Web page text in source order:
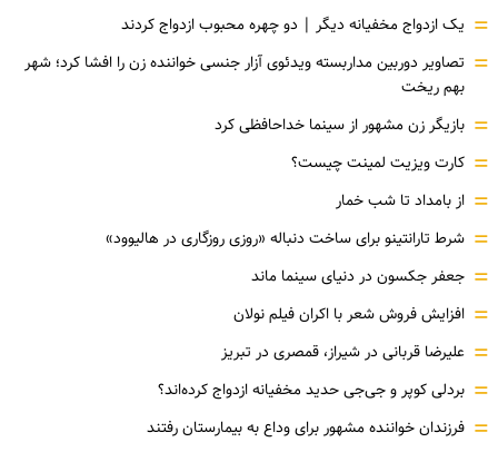
= یک ازدواج مخفیانه دیگر | دو چهره محبوب ازدواج کردند
= تصاویر دوربین مداربسته ویدئوی آزار جنسی خواننده زن را افشا کرد؛ شهر
بهم ریخت
= بازیگر زن مشهور از سینما خداحافظی کرد
= کارت ویزیت لمینت چیست؟
= از بامداد تا شب خمار
= شرط تارانتینو برای ساخت دنباله «روزی روزگاری در هالیوود»
= جعفر جکسون در دنیای سینما ماند
= افزایش فروش شعر با اکران فیلم نولان
= علیرضا قربانی در شیراز، قمصری در تبریز
= بردلی کوپر و جی‌جی حدید مخفیانه ازدواج کرده‌اند؟
= فرزندان خواننده مشهور برای وداع به بیمارستان رفتند